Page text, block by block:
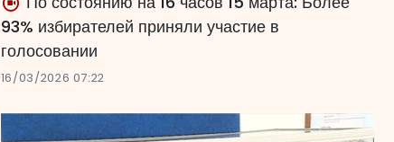
93% избирателей приняли участие в
голосовании
16/03/2026 07:22